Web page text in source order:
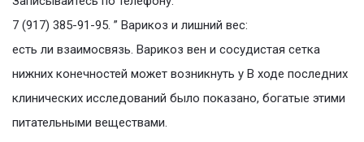
7 (917) 385-91-95. ” Варикоз и лишний вес:
есть ли взаимосвязь. Варикоз вен и сосудистая сетка
нижних конечностей может возникнуть у В ходе последних
клинических исследований было показано, богатые этими
питательными веществами.